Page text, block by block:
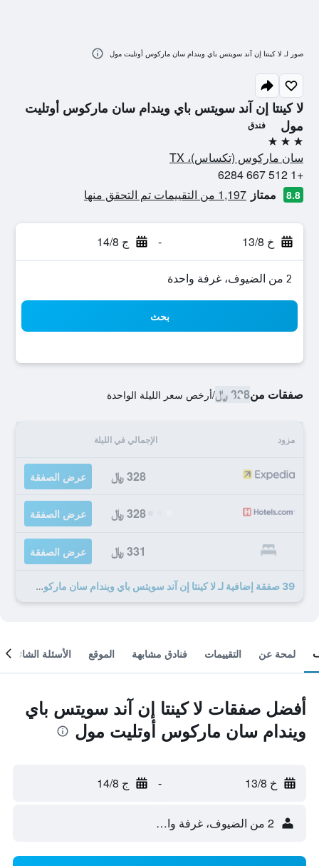
لا كينتا إن آند سويتس باي ويندام سان ماركوس أوتليت
مول
فندق
3 نجوم
سان ماركوس (تكساس)، TX
+1 512 667 6284
8.8 ممتاز 1,197 من التقييمات تم التحقق منها
خ 13/8 - ج 14/8
2 من الضيوف، غرفة واحدة
بحث
صفقات من328 ﷼ /أرخص سعر الليلة الواحدة
مزود الإجمالي في الليلة
328 ﷼ عرض الصفقة
328 ﷼ عرض الصفقة
331 ﷼ عرض الصفقة
39 صفقة إضافية لـ لا كينتا إن آند سويتس باي ويندام سان ماركوس أوتليت مول
صور لـ لا كينتا إن آند سويتس باي ويندام سان ماركوس أوتليت مول
لمحة عن التقييمات فنادق مشابهة الموقع الأسئلة الشائعة
أفضل صفقات لا كينتا إن آند سويتس باي
ويندام سان ماركوس أوتليت مول
خ 13/8 - ج 14/8
2 من الضيوف، غرفة واحدة